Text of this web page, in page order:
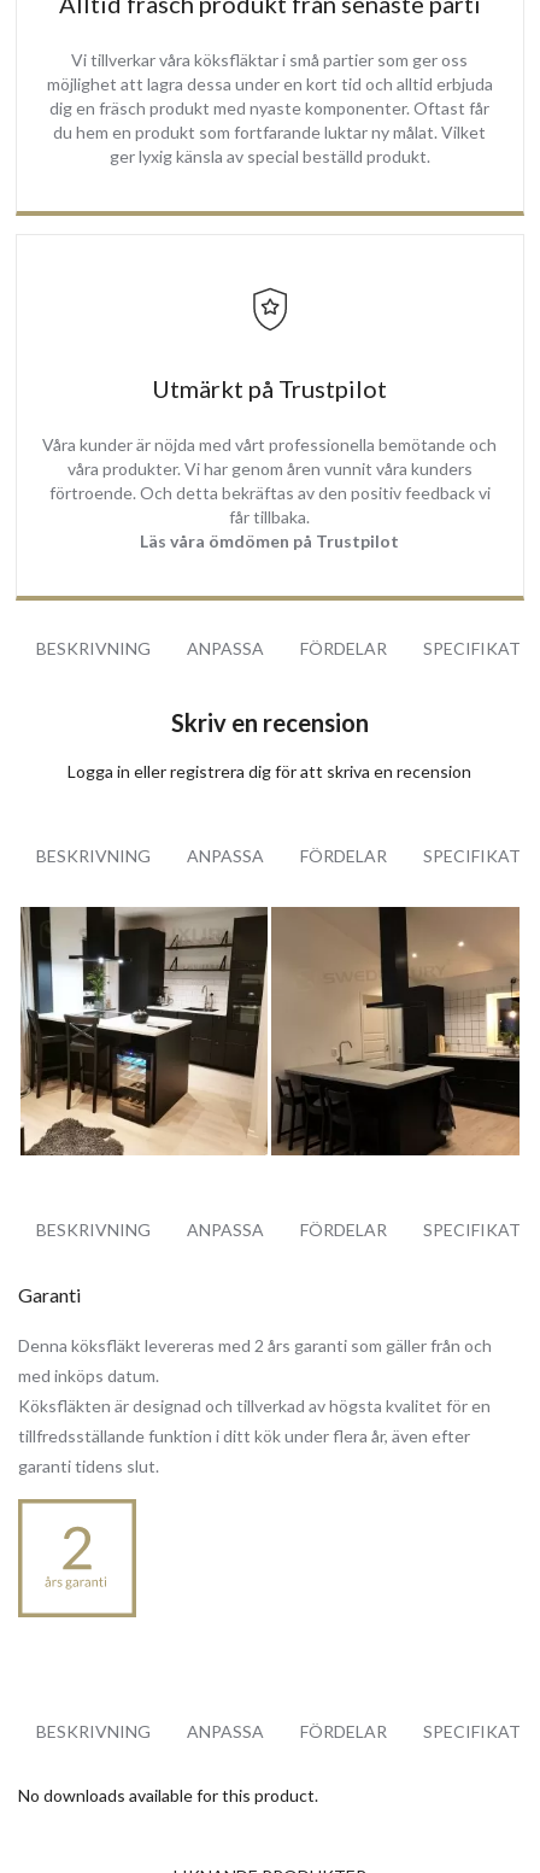
Vi tillverkar våra köksfläktar i små partier som ger oss
möjlighet att lagra dessa under en kort tid och alltid erbjuda
dig en fräsch produkt med nyaste komponenter. Oftast får
du hem en produkt som fortfarande luktar ny målat. Vilket
ger lyxig känsla av special beställd produkt.
Utmärkt på Trustpilot
Våra kunder är nöjda med vårt professionella bemötande och
våra produkter. Vi har genom åren vunnit våra kunders
förtroende. Och detta bekräftas av den positiv feedback vi
får tillbaka.
Läs våra ömdömen på Trustpilot
BESKRIVNING ANPASSA FÖRDELAR
Skriv en recension
Logga in ellerregistrera digför att skriva en recension
BESKRIVNING ANPASSA FÖRDELAR
BESKRIVNING ANPASSA FÖRDELAR
Garanti
Denna köksfläkt levereras med 2 års garanti som gäller från och
med inköps datum.
Köksfläkten är designad och tillverkad av högsta kvalitet för en
tillfredsställande funktion i ditt kök under flera år, även efter
garanti tidens slut.
BESKRIVNING ANPASSA FÖRDELAR
No downloads available for this product.